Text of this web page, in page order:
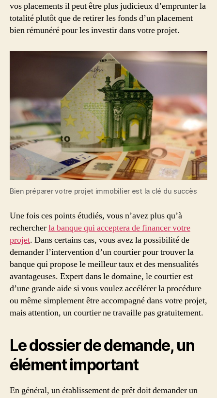
vos placements il peut être plus judicieux d’emprunter la
totalité plutôt que de retirer les fonds d’un placement
bien rémunéré pour les investir dans votre projet.
Bien préparer votre projet immobilier est la clé du succès
Une fois ces points étudiés, vous n’avez plus qu’à
rechercherla banque qui acceptera de financer votre
projet. Dans certains cas, vous avez la possibilité de
demander l’intervention d’un courtier pour trouver la
banque qui propose le meilleur taux et des mensualités
avantageuses. Expert dans le domaine, le courtier est
d’une grande aide si vous voulez accélérer la procédure
ou même simplement être accompagné dans votre projet,
mais attention, un courtier ne travaille pas gratuitement.
Le dossier de demande, un
élément important
En général, un établissement de prêt doit demander un